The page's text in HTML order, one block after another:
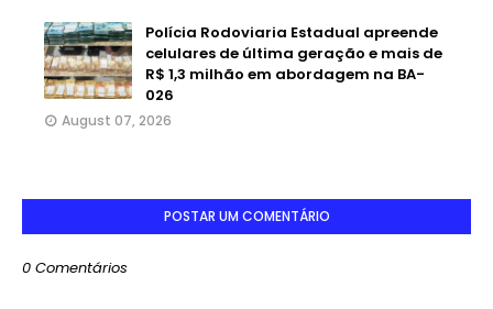
Polícia Rodoviaria Estadual apreende
celulares de última geração e mais de
R$ 1,3 milhão em abordagem na BA-
026
August 07, 2026
POSTAR UM COMENTÁRIO
0 Comentários